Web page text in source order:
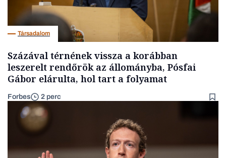
Társadalom
Százával térnének vissza a korábban
leszerelt rendőrök az állományba, Pósfai
Gábor elárulta, hol tart a folyamat
Forbes 2 perc